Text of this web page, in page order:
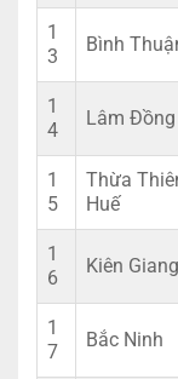
1
3
Bình
1
4
Lâm Đồng
1
5
Thừa
Huế
1
6
Kiên Giang
1
7
Bắc Ninh